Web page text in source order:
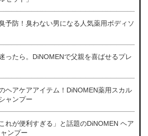
予防！臭わない男になる人気薬用ボディソ
ったら。DiNOMENで父親を喜ばせるプレ
ヘアケアアイテム！DiNOMEN薬用スカル
ャンプー
れが便利すぎる」と話題のDiNOMEN ヘア
ンプー